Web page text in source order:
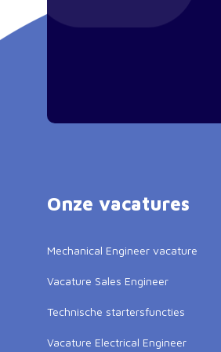
Onze vacatures
Mechanical Engineer vacature
Vacature Sales Engineer
Technische startersfuncties
Vacature Electrical Engineer